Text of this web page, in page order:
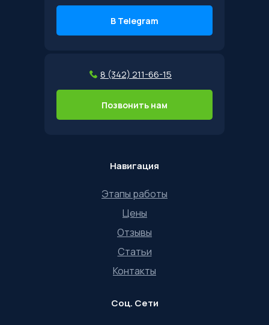
Отзывы
Контакты
Цены
Статьи
Навигация
Этапы работы
Соц. Сети
В Telegram
8 (342) 211-66-15
Позвонить нам